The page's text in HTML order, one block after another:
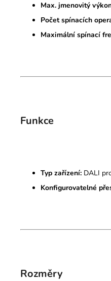
Max. jmenovitý
Počet spínacích
Maximální spínací
Funkce
Typ zařízení: DALI
Konfigurovatelné
Rozměry